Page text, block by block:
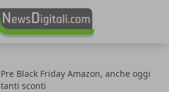
Pre Black Friday Amazon, anche oggi
tanti sconti